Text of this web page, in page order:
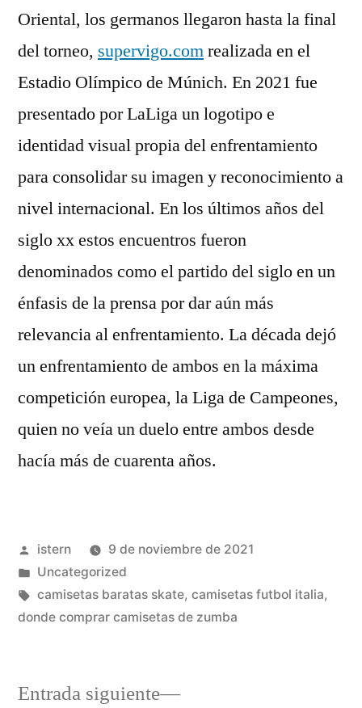
Oriental, los germanos llegaron hasta la final
del torneo, supervigo.comrealizada en el
Estadio Olímpico de Múnich. En 2021 fue
presentado por LaLiga un logotipo e
identidad visual propia del enfrentamiento
para consolidar su imagen y reconocimiento a
nivel internacional. En los últimos años del
siglo xx estos encuentros fueron
denominados como el partido del siglo en un
énfasis de la prensa por dar aún más
relevancia al enfrentamiento. La década dejó
un enfrentamiento de ambos en la máxima
competición europea, la Liga de Campeones,
quien no veía un duelo entre ambos desde
hacía más de cuarenta años.
Publicado
por
istern
9 de noviembre de 2021
Publicado
en
Uncategorized
Etiquetas:
camisetas baratas skate, camisetas futbol italia,
donde comprar camisetas de zumba
Entrada siguiente
Entrada